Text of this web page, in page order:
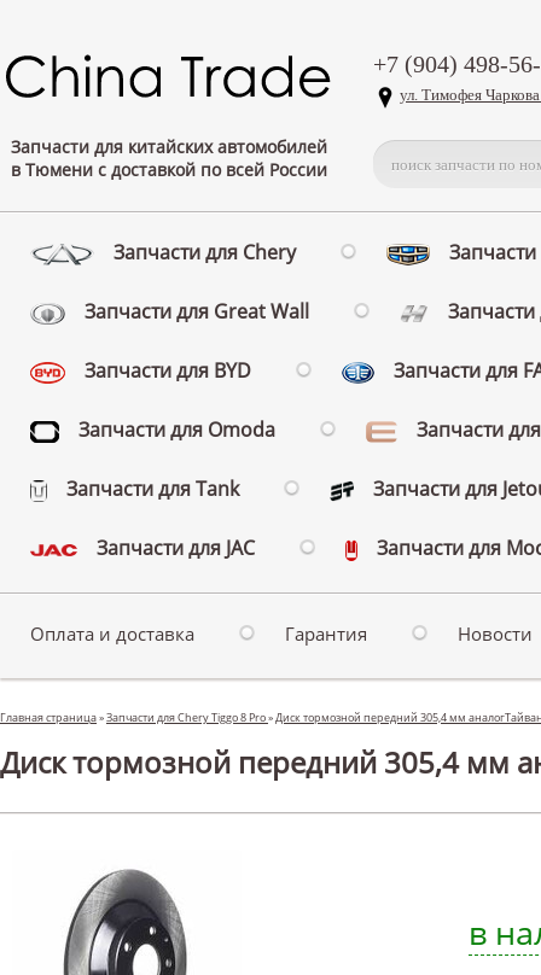
Запчасти для китайских автомобилей
в Тюмени с доставкой по всей России
+7 (904) 498-
ул. Тимофея
Запчасти для Chery
Запчасти для Great Wall
Запчасти для BYD Запчасти для
Запчасти для Omoda Запчасти
Запчасти для Tank Запчасти для
Запчасти для JAC Запчасти для
Оплата и доставка Гарантия Новости
Главная страница»Запчасти для Chery Tiggo 8 Pro»Диск тормозной передний 305,4 мм
Диск тормозной передний 305,4 мм
в